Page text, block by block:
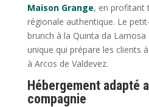
Maison Grange, en profitant
régionale authentique. Le
brunch à la Quinta da Lamosa
unique qui prépare les clients
à Arcos de Valdevez.
Hébergement adapté
compagnie